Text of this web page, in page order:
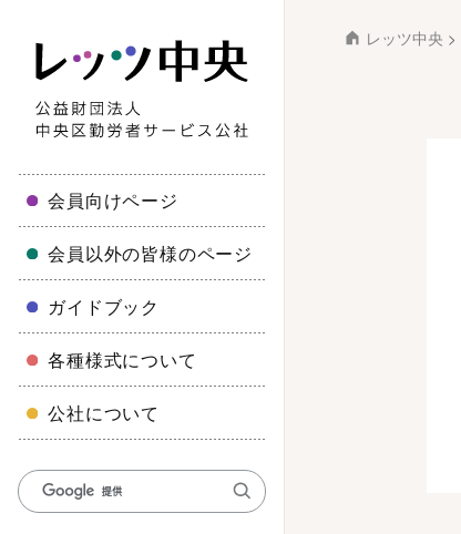
会員向けページ
会員以外の皆様のページ
ガイドブック
各種様式について
公社について
レッツ中央 >